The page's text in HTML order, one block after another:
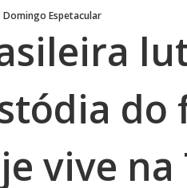
Domingo Espetacular
do
vive na